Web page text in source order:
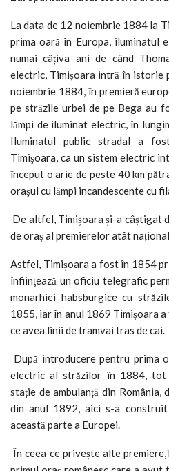
La data de 12 noiembrie 1884 la
prima oară în Europa, iluminatul
numai câțiva ani de când
electric, Timișoara intră în istorie
noiembrie 1884, în premieră
pe străzile urbei de pe Bega au
lămpi de iluminat electric, în
Iluminatul public stradal a
Timişoara, ca un sistem electric
început o arie de peste 40 km
oraşul cu lămpi incandescente cu
De altfel, Timișoara și-a câștigat
de oraș al premierelor atât
Astfel, Timișoara a fost în 1854
înfiinţează un oficiu telegrafic
monarhiei habsburgice cu
1855, iar în anul 1869 Timișoara
ce avea linii de tramvai tras de cai.
După introducere pentru prima
electric al străzilor în 1884, tot
stație de ambulanță din
din anul 1892, aici s-a
această parte a Europei.
În ceea ce privește alte